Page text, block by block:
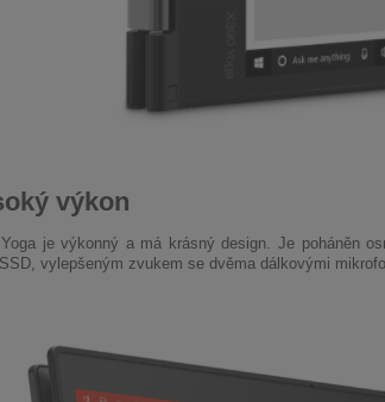
výkon
je výkonný a má krásný design. Je poháněn
vylepšeným zvukem se dvěma dálkovými